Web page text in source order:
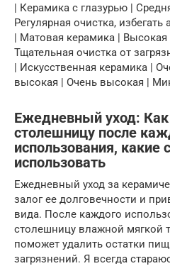
| Керамика с глазурью |
Регулярная очистка,
| Матовая керамика |
Тщательная очистка от
| Искусственная керамика |
высокая | Очень высокая |
Ежедневный уход: Как
столешницу после
использования, какие
использовать
Ежедневный уход за
залог ее долговечности и
вида. После каждого
столешницу влажной мягкой
поможет удалить остатки
загрязнений. Я всегда